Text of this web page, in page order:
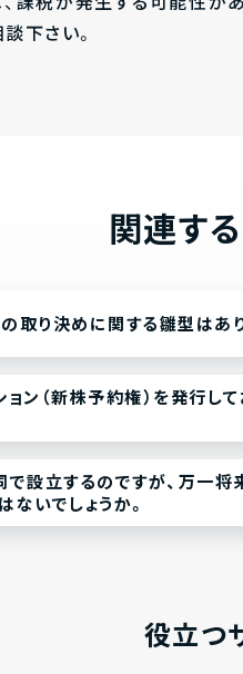
下さい。
関連す
取り決めに関する雛型はあり
ン（新株予約権）を発行し
設立するのですが、万一
いでしょうか。
役立つ